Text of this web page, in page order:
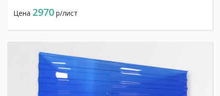
Цена 2970 р/лист